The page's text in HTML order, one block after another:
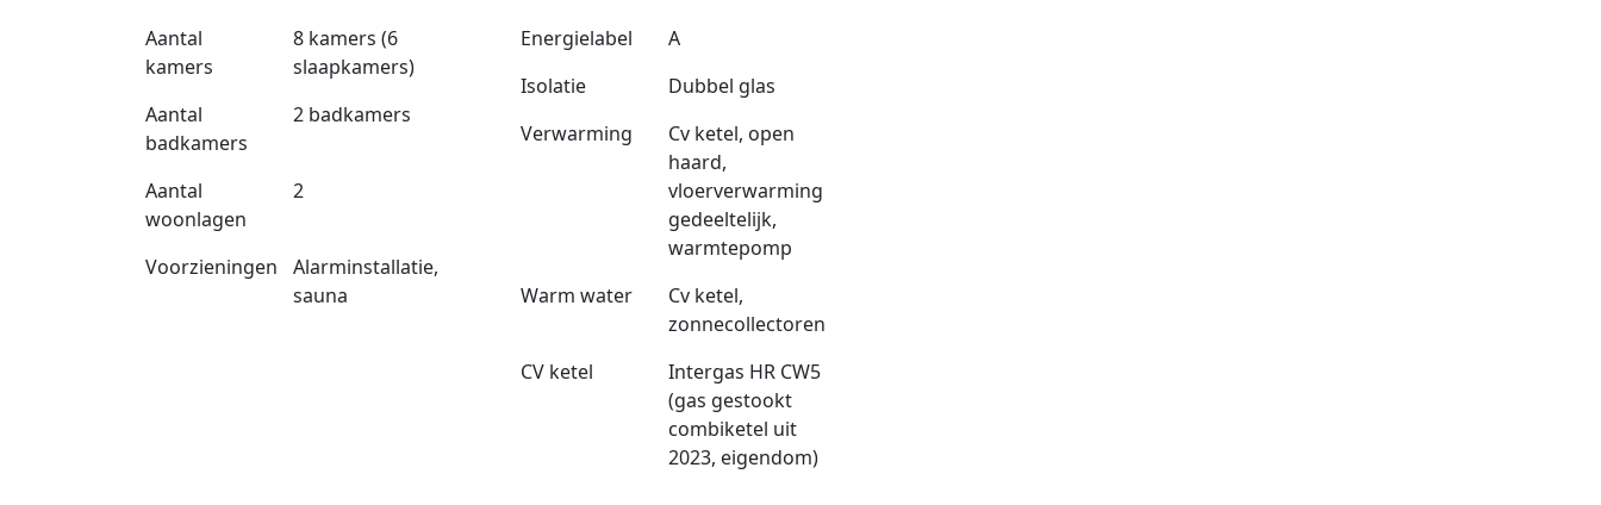
Aantal
kamers
8 kamers (6
slaapkamers)
Aantal
badkamers
2 badkamers
Aantal
woonlagen
2
Voorzieningen
Alarminstallatie,
sauna
Energielabel
A
Isolatie
Dubbel glas
Verwarming
Cv ketel, open
haard,
vloerverwarming
gedeeltelijk,
warmtepomp
Warm water
Cv ketel,
zonnecollectoren
CV ketel
Intergas HR CW5
(gas gestookt
combiketel uit
2023, eigendom)